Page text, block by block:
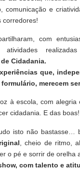
comunicação e
corredores!
com
atividades
Cidadania.
que,
merecem
à escola, com alegria
cidadania. E das boas!
isto não bastasse…
, cheio de ritmo,
o pé e sorrir de orelha
com talento e